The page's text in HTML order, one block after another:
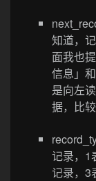
知道，
面我也
信息」
是向左
据，比较
记录，1
记录，3